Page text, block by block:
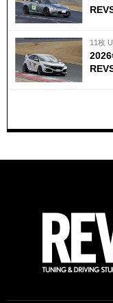
11枚